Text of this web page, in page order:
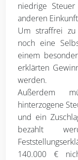
niedrige
anderen
Um straffrei zu
noch eine
einem
erklärten
werden.
Außerdem
hinterzogene
und ein
bezahlt
140.000 €